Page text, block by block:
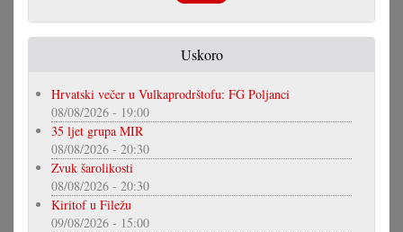
Uskoro
Hrvatski večer u Vulkaprodrštofu: FG Poljanci
08/08/2026 - 19:00
35 ljet grupa MIR
08/08/2026 - 20:30
Zvuk šarolikosti
08/08/2026 - 20:30
Kiritof u Filežu
09/08/2026 - 15:00